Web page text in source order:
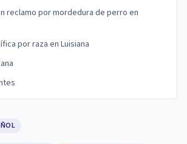
reclamo por mordedura de perro en
por raza en Luisiana